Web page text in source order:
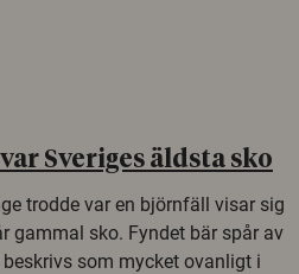
Sveriges äldsta sko
trodde var en björnfäll visar sig
gammal sko. Fyndet bär spår av
som mycket ovanligt i